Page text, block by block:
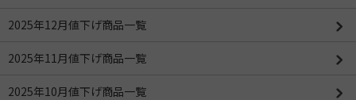
2025年12月値下げ商品一覧
2025年11月値下げ商品一覧
2025年10月値下げ商品一覧